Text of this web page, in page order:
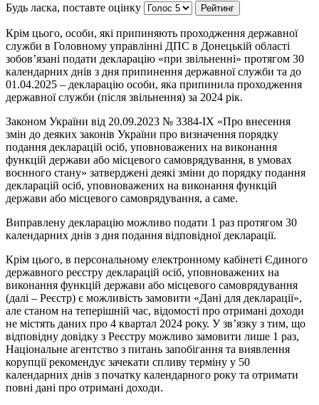
Будь ласка, поставте оцінку
Крім цього, особи, які припиняють проходження державної
служби в Головному управлінні ДПС в Донецькій області
зобов’язані подати декларацію «при звільненні» протягом 30
календарних днів з дня припинення державної служби та до
01.04.2025 – декларацію особи, яка припинила проходження
державної служби (після звільнення) за 2024 рік.
Законом України від 20.09.2023 № 3384-IX «Про внесення
змін до деяких законів України про визначення порядку
подання декларацій осіб, уповноважених на виконання
функцій держави або місцевого самоврядування, в умовах
воєнного стану» затверджені деякі зміни до порядку подання
декларацій осіб, уповноважених на виконання функцій
держави або місцевого самоврядування, а саме.
Виправлену декларацію можливо подати 1 раз протягом 30
календарних днів з дня подання відповідної декларації.
Крім цього, в персональному електронному кабінеті Єдиного
державного реєстру декларацій осіб, уповноважених на
виконання функцій держави або місцевого самоврядування
(далі – Реєстр) є можливість замовити «Дані для декларації»,
але станом на теперішній час, відомості про отримані доходи
не містять даних про 4 квартал 2024 року. У зв’язку з тим, що
відповідну довідку з Реєстру можливо замовити лише 1 раз,
Національне агентство з питань запобігання та виявлення
корупції рекомендує зачекати спливу терміну у 50
календарних днів з початку календарного року та отримати
повні дані про отримані доходи.